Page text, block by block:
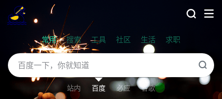
常用 搜索 工具 社区 生活 求职
站内 百度 必应 谷歌